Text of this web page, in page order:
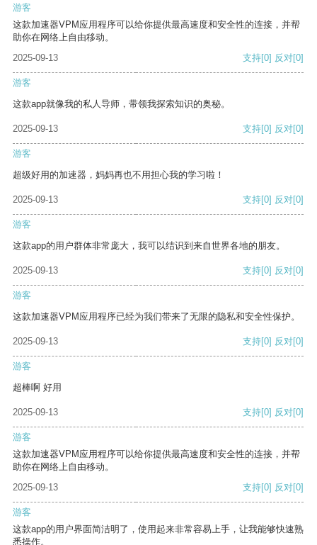
游客
这款加速器VPM应用程序可以给你提供最高速度和安全性的连接，并帮
助你在网络上自由移动。
2025-09-13
支持[0] 反对[0]
游客
这款app就像我的私人导师，带领我探索知识的奥秘。
2025-09-13 支持[0] 反对[0]
游客
超级好用的加速器，妈妈再也不用担心我的学习啦！
2025-09-13 支持[0] 反对[0]
游客
这款app的用户群体非常庞大，我可以结识到来自世界各地的朋友。
2025-09-13 支持[0] 反对[0]
游客
这款加速器VPM应用程序已经为我们带来了无限的隐私和安全性保护。
2025-09-13 支持[0] 反对[0]
游客
超棒啊 好用
2025-09-13 支持[0] 反对[0]
游客
这款加速器VPM应用程序可以给你提供最高速度和安全性的连接，并帮
助你在网络上自由移动。
2025-09-13
支持[0] 反对[0]
游客
这款app的用户界面简洁明了，使用起来非常容易上手，让我能够快速熟
悉操作。